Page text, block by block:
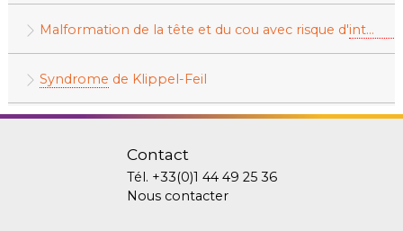
Malformation de la tête et du cou avec risque d'intubation
Syndrome de Klippel-Feil
Contact
Tél. +33(0)1 44 49 25 36
Nous contacter